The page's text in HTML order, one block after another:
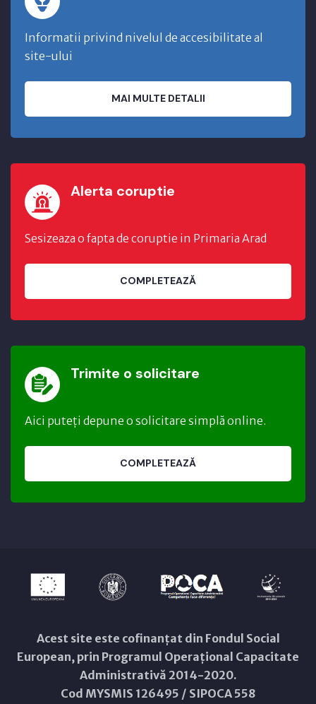
Informatii privind nivelul de accesibilitate al
site-ului
MAI MULTE DETALII
Alerta coruptie
Sesizeaza o fapta de coruptie in Primaria Arad
COMPLETEAZĂ
Trimite o solicitare
Aici puteți depune o solicitare simplă online.
COMPLETEAZĂ
Acest site este cofinanțat din Fondul Social
European, prin Programul Operațional Capacitate
Administrativă 2014-2020.
Cod MYSMIS 126495 / SIPOCA 558